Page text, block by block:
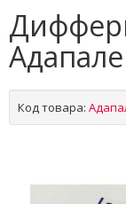
Код товара: